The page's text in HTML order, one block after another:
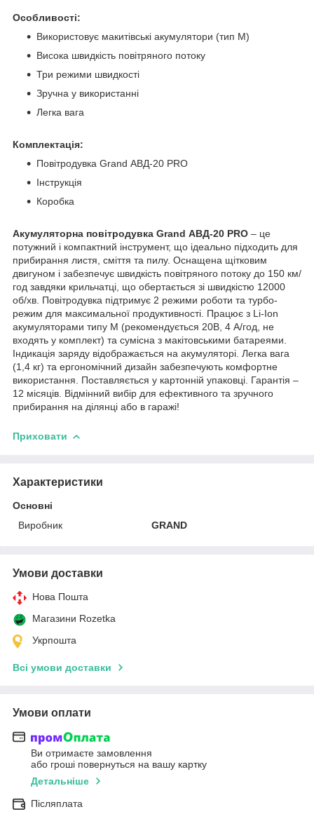
Особливості:
Використовує макитівські акумулятори (тип М)
Висока швидкість повітряного потоку
Три режими швидкості
Зручна у використанні
Легка вага
Комплектація:
Повітродувка Grand АВД-20 PRO
Інструкція
Коробка
Акумуляторна повітродувка Grand АВД-20 PRO – це
потужний і компактний інструмент, що ідеально підходить для
прибирання листя, сміття та пилу. Оснащена щітковим
двигуном і забезпечує швидкість повітряного потоку до 150 км/
год завдяки крильчатці, що обертається зі швидкістю 12000
об/хв. Повітродувка підтримує 2 режими роботи та турбо-
режим для максимальної продуктивності. Працює з Li-Ion
акумуляторами типу М (рекомендується 20В, 4 А/год, не
входять у комплект) та сумісна з макітовськими батареями.
Індикація заряду відображається на акумуляторі. Легка вага
(1,4 кг) та ергономічний дизайн забезпечують комфортне
використання. Поставляється у картонній упаковці. Гарантія –
12 місяців. Відмінний вибір для ефективного та зручного
прибирання на ділянці або в гаражі!
Приховати
Характеристики
Основні
Виробник
GRAND
Умови доставки
Нова Пошта
Магазини Rozetka
Укрпошта
Всі умови доставки
Умови оплати
Ви отримаєте замовлення
або гроші повернуться на вашу картку
Детальніше
Післяплата